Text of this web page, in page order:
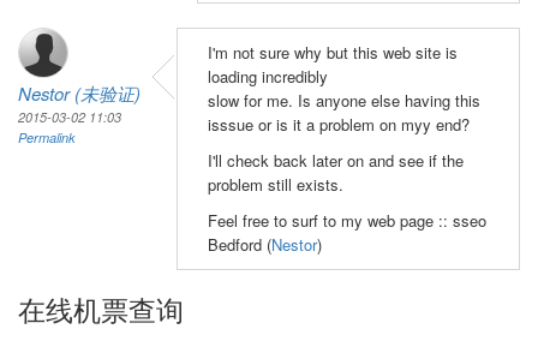
Nestor (未验证)
2015-03-02 11:03
Permalink
I'm not sure why but this web site is
loading incredibly
slow for me. Is anyone else having this
isssue or is it a problem on myy end?
I'll check back later on and see if the
problem still exists.
Feel free to surf to my web page :: sseo
Bedford (Nestor)
在线机票查询